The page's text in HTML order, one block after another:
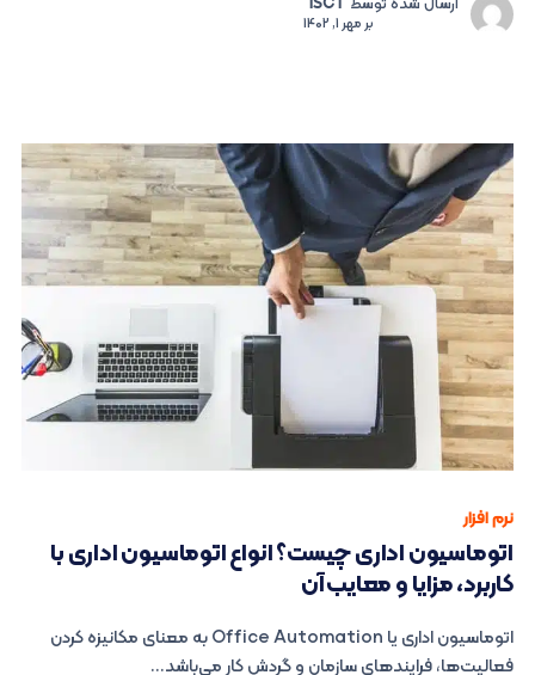
برمهر 1, 1402
نرم افزار
اتوماسیون اداری چیست؟ انواع اتوماسیون اداری با
کاربرد، مزایا و معایب آن
اتوماسیون اداری یا Office Automation به معنای مکانیزه کردن
فعالیت‌ها، فرایندهای سازمان و گردش کار می‌باشد...